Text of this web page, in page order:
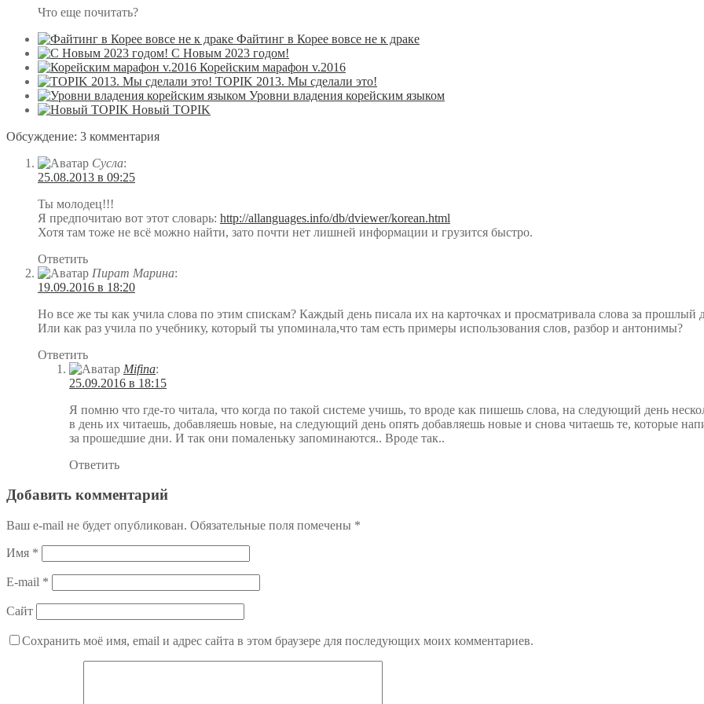
Что еще почитать?
Файтинг в Корее вовсе не к драке
С Новым 2023 годом!
Корейским марафон v.2016
TOPIK 2013. Мы сделали это!
Уровни владения корейским языком
Новый TOPIK
Обсуждение: 3 комментария
Сусла:
25.08.2013 в 09:25
Ты молодец!!!
Я предпочитаю вот этот словарь: http://allanguages.info/db/dviewer/korean.html
Хотя там тоже не всё можно найти, зато почти нет лишней информации и грузится быстро.
Ответить
Пират Марина:
19.09.2016 в 18:20
Но все же ты как учила слова по этим спискам? Каждый день писала их на карточках и просматривала слова за прошлый
Или как раз учила по учебнику, который ты упоминала,что там есть примеры использования слов, разбор и антонимы?
Ответить
Mifina:
25.09.2016 в 18:15
Я помню что где-то читала, что когда по такой системе учишь, то вроде как пишешь слова, на следующий день
в день их читаешь, добавляешь новые, на следующий день опять добавляешь новые и снова читаешь те, которые
за прошедшие дни. И так они помаленьку запоминаются.. Вроде так..
Ответить
Добавить комментарий
Ваш e-mail не будет опубликован. Обязательные поля помечены *
Имя *
E-mail *
Сайт
Сохранить моё имя, email и адрес сайта в этом браузере для последующих моих комментариев.